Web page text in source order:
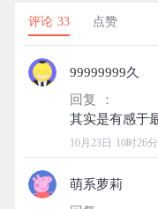
评论 33 点赞
99999999久
回复 ：
10月23日 10时26分
萌系萝莉